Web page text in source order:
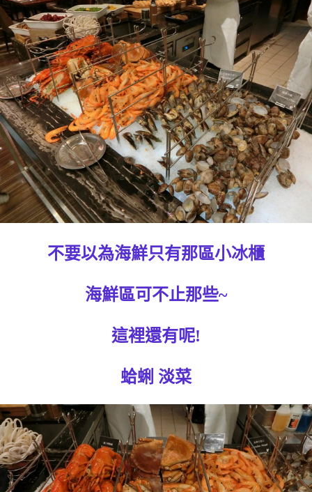
不要以為海鮮只有那區小冰櫃
海鮮區可不止那些~
這裡還有呢!
蛤蜊 淡菜